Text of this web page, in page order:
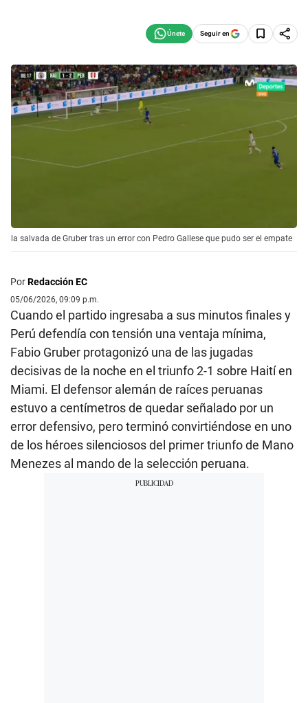
Seguir en
la salvada de Gruber tras un error con Pedro Gallese que pudo ser el empate
PorRedacción EC
05/06/2026, 09:09 p.m.
Cuando el partido ingresaba a sus minutos finales y
Perú defendía con tensión una ventaja mínima,
Fabio Gruber protagonizó una de las jugadas
decisivas de la noche en el triunfo 2-1 sobre Haití en
Miami. El defensor alemán de raíces peruanas
estuvo a centímetros de quedar señalado por un
error defensivo, pero terminó convirtiéndose en uno
de los héroes silenciosos del primer triunfo de Mano
Menezes al mando de la selección peruana.